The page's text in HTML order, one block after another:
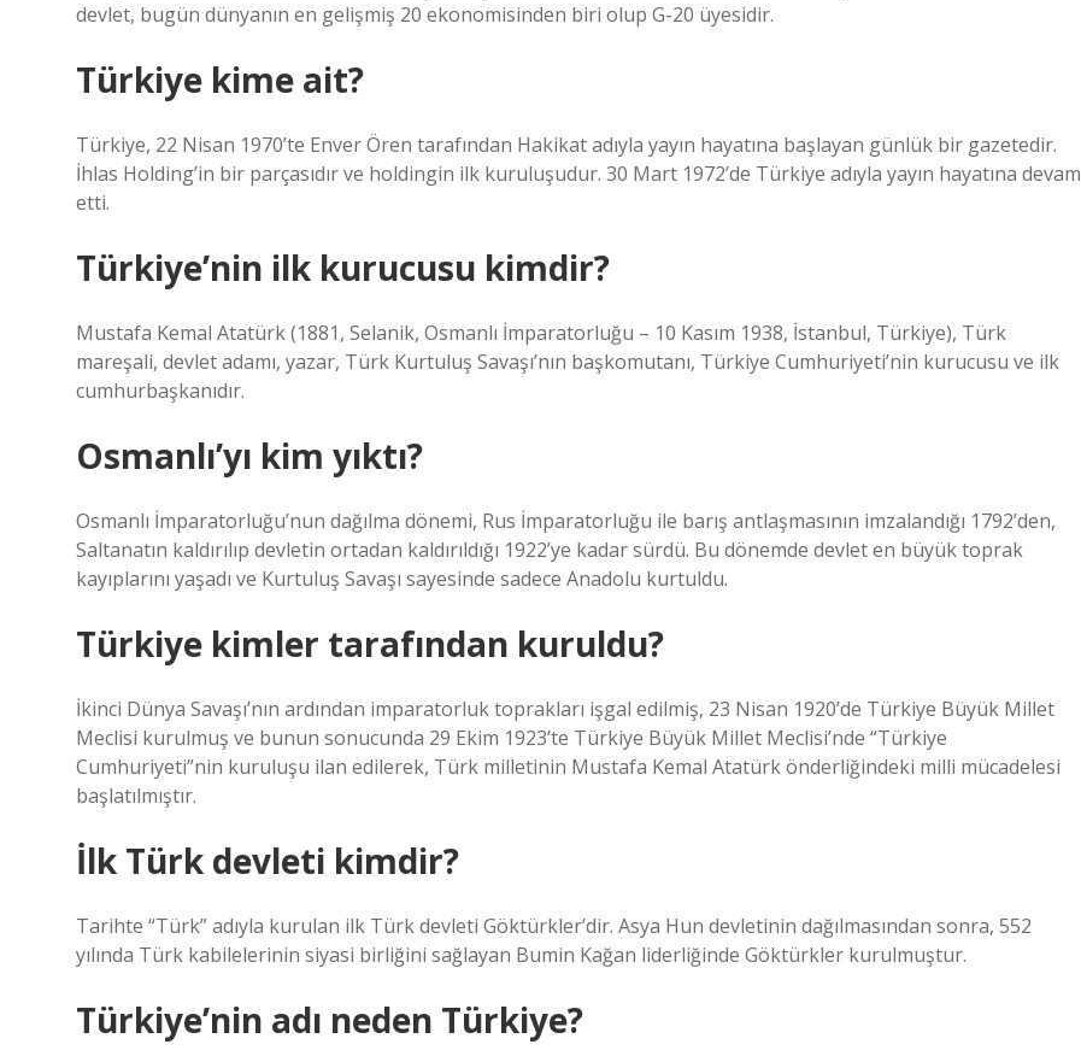
devlet, bugün dünyanın en gelişmiş 20 ekonomisinden biri olup G-20 üyesidir.
Türkiye kime ait?
Türkiye, 22 Nisan 1970’te Enver Ören tarafından Hakikat adıyla yayın hayatına başlayan günlük bir gazetedir.
İhlas Holding’in bir parçasıdır ve holdingin ilk kuruluşudur. 30 Mart 1972’de Türkiye adıyla yayın hayatına devam
etti.
Türkiye’nin ilk kurucusu kimdir?
Mustafa Kemal Atatürk (1881, Selanik, Osmanlı İmparatorluğu – 10 Kasım 1938, İstanbul, Türkiye), Türk
mareşali, devlet adamı, yazar, Türk Kurtuluş Savaşı’nın başkomutanı, Türkiye Cumhuriyeti’nin kurucusu ve ilk
cumhurbaşkanıdır.
Osmanlı’yı kim yıktı?
Osmanlı İmparatorluğu’nun dağılma dönemi, Rus İmparatorluğu ile barış antlaşmasının imzalandığı 1792’den,
Saltanatın kaldırılıp devletin ortadan kaldırıldığı 1922’ye kadar sürdü. Bu dönemde devlet en büyük toprak
kayıplarını yaşadı ve Kurtuluş Savaşı sayesinde sadece Anadolu kurtuldu.
Türkiye kimler tarafından kuruldu?
İkinci Dünya Savaşı’nın ardından imparatorluk toprakları işgal edilmiş, 23 Nisan 1920’de Türkiye Büyük Millet
Meclisi kurulmuş ve bunun sonucunda 29 Ekim 1923’te Türkiye Büyük Millet Meclisi’nde “Türkiye
Cumhuriyeti”nin kuruluşu ilan edilerek, Türk milletinin Mustafa Kemal Atatürk önderliğindeki milli mücadelesi
başlatılmıştır.
İlk Türk devleti kimdir?
Tarihte “Türk” adıyla kurulan ilk Türk devleti Göktürkler’dir. Asya Hun devletinin dağılmasından sonra, 552
yılında Türk kabilelerinin siyasi birliğini sağlayan Bumin Kağan liderliğinde Göktürkler kurulmuştur.
Türkiye’nin adı neden Türkiye?